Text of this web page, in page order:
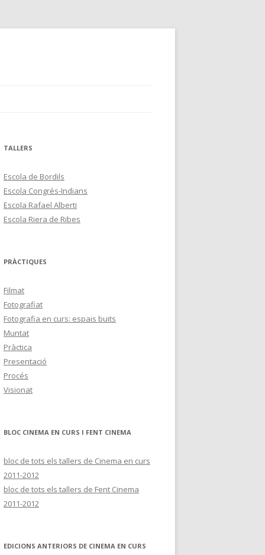
TALLERS
Escola de Bordils
Escola Congrés-Indians
Escola Rafael Alberti
Escola Riera de Ribes
PRÀCTIQUES
Filmat
Fotografiat
Fotografia en curs: espais buits
Muntat
Pràctica
Presentació
Procés
Visionat
BLOC CINEMA EN CURS I FENT CINEMA
bloc de tots els tallers de Cinema en curs
2011-2012
bloc de tots els tallers de Fent Cinema
2011-2012
EDICIONS ANTERIORS DE CINEMA EN CURS